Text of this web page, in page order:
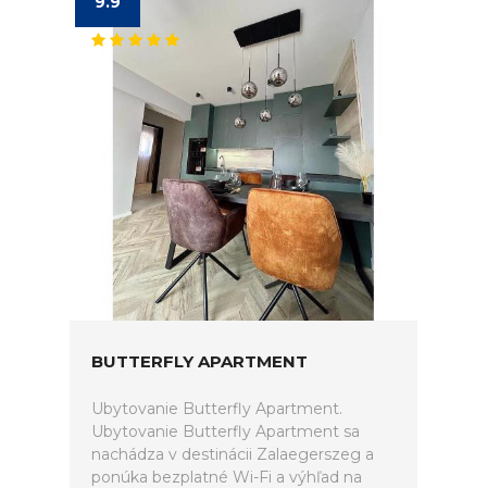
BUTTERFLY APARTMENT
Ubytovanie Butterfly Apartment.
Ubytovanie Butterfly Apartment sa
nachádza v destinácii Zalaegerszeg a
ponúka bezplatné Wi-Fi a výhľad na